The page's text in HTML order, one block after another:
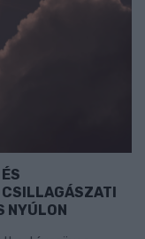
CSILLAGÁSZATI
NYÚLON